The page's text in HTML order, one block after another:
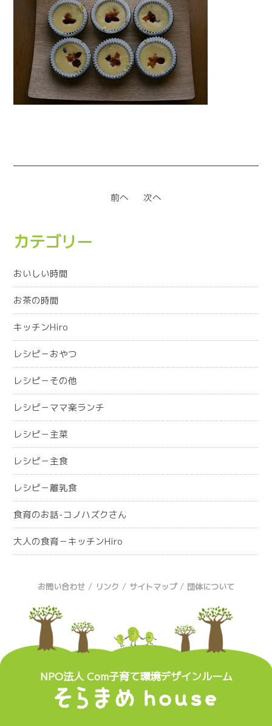
前へ 次へ
カテゴリー
おいしい時間
お茶の時間
キッチンHiro
レシピ－おやつ
レシピ－その他
レシピ－ママ楽ランチ
レシピ－主菜
レシピ－主食
レシピ－離乳食
食育のお話-コノハズクさん
大人の食育－キッチンHiro
お問い合わせ / リンク / サイトマップ / 団体について
NPO法人 Com子育て環境デザインルーム